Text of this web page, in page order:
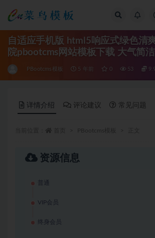
自适应手机版 html5响应式绿色清
院pbootcms网站模板下载 大气简
网站PB模板
PBootcms模板 5 年前 0 53
详情介绍 评论建议 常见问题
资源信息
普通
VIP会员
终身会员